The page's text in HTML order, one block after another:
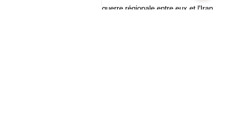
guerre régionale entre eux et l’Iran,